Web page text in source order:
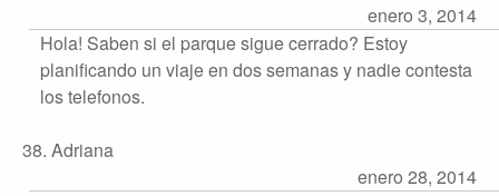
enero 3, 2014
Hola! Saben si el parque sigue cerrado? Estoy
planificando un viaje en dos semanas y nadie contesta
los telefonos.
38. Adriana
enero 28, 2014